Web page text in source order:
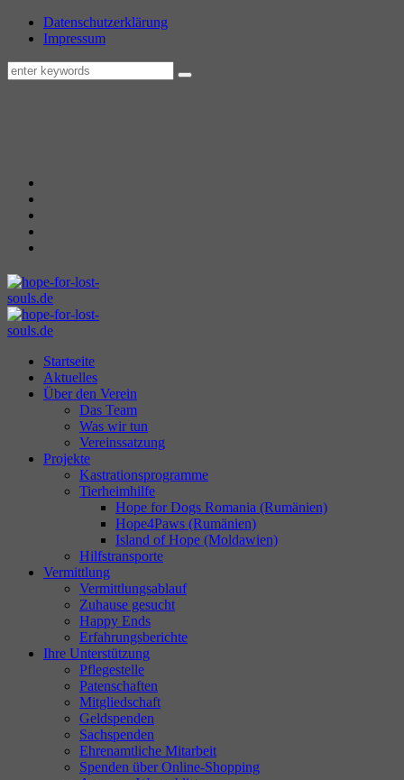
Datenschutzerklärung
Impressum
Startseite
Aktuelles
Über den Verein
Das Team
Was wir tun
Vereinssatzung
Projekte
Kastrationsprogramme
Tierheimhilfe
Hope for Dogs Romania (Rumänien)
Hope4Paws (Rumänien)
Island of Hope (Moldawien)
Hilfstransporte
Vermittlung
Vermittlungsablauf
Zuhause gesucht
Happy Ends
Erfahrungsberichte
Ihre Unterstützung
Pflegestelle
Patenschaften
Mitgliedschaft
Geldspenden
Sachspenden
Ehrenamtliche Mitarbeit
Spenden über Online-Shopping